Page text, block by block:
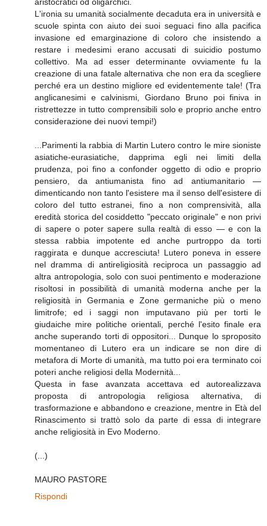
aristocratici od oligarchici.
L'ironia su umanità socialmente decaduta era in università e
scuole spinta con aiuto dei suoi seguaci fino alla pacifica
invasione ed emarginazione di coloro che insistendo a
restare i medesimi erano accusati di suicidio postumo
collettivo. Ma ad esser determinante ovviamente fu la
creazione di una fatale alternativa che non era da scegliere
perché era un destino migliore ed evidentemente tale! (Tra
anglicanesimi e calvinismi, Giordano Bruno poi finiva in
ristrettezze in tutto comprensibili solo e proprio anche entro
considerazione dei nuovi tempi!)
...Parimenti la rabbia di Martin Lutero contro le mire sioniste
asiatiche-eurasiatiche, dapprima egli nei limiti della
prudenza, poi fino a confonder oggetto di odio e proprio
pensiero, da antiumanista fino ad antiumanitario —
dimenticando non tanto l'esistere ma il senso dell'esistere di
coloro del tutto estranei, fino a non comprensività, alla
eredità storica del cosiddetto "peccato originale" e non privi
di sapere o poter sapere sulla realtà di esso — e con la
stessa rabbia impotente ed anche purtroppo da torti
raggirata e dunque accresciuta! Lutero poneva in essere
nel dramma di antireligiosità reciproca un passaggio ad
altra antropologia, solo con suoi pentimento e moderazione
risoltosi in possibilità di umanità moderna anche per la
religiosità in Germania e Zone germaniche più o meno
limitrofe; ed i saggi non imputavano più per torti le
giudaiche mire politiche orientali, perché l'esito finale era
anche superando torti di oppositori... Dunque lo sproposito
momentaneo di Lutero era un indicare se non dire di
metafora di Morte di umanità, ma tutto poi era terminato coi
poteri anche religiosi della Modernità...
Questa in fase avanzata accettava ed autorealizzava
proposta di antropologia religiosa alternativa, di
trasformazione e abbandono e creazione, mentre in Età del
Rinascimento si trattò solo da parte di essa di integrare
anche religiosità in Evo Moderno.
(...)
MAURO PASTORE
Rispondi